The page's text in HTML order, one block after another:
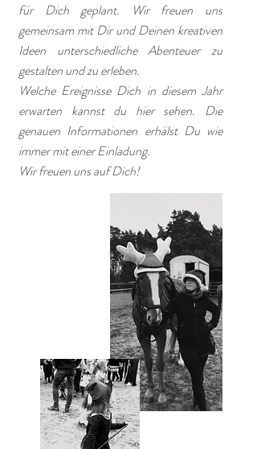
für Dich geplant. Wir freuen uns
gemeinsam mit Dir und Deinen kreativen
Ideen unterschiedliche Abenteuer zu
gestalten und zu erleben.
Welche Ereignisse Dich in diesem Jahr
erwarten kannst du hier sehen. Die
genauen Informationen erhälst Du wie
immer mit einer Einladung.
Wir freuen uns auf Dich!